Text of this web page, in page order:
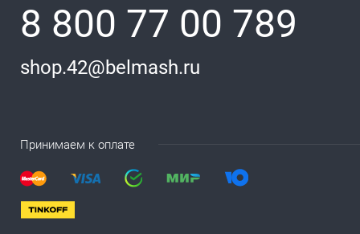
8 800 77 00 789
shop.42@belmash.ru
Принимаем к оплате